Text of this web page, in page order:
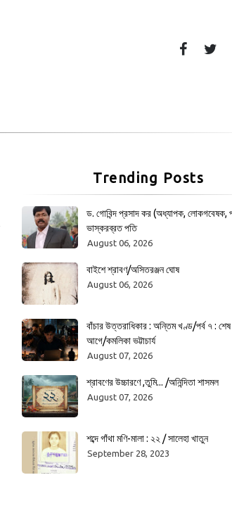
Trending Posts
ড. গোবিন্দ প্রসাদ কর (অধ্যাপক, লোকগবেষক,
ভাস্করব্রত পতি
August 06, 2026
বাইশে শ্রাবণ/অসিতরঞ্জন ঘোষ
August 06, 2026
বাঁচার উত্তরাধিকার : অন্তিম খণ্ড/পর্ব ৭ :
আগে/কমলিকা ভট্টাচার্য
August 07, 2026
শ্রাবণের উচ্চারণে ,তুমি... /অনিন্দিতা শাসমল
August 07, 2026
শব্দে গাঁথা মণি-মালা : ২২ / সালেহা খাতুন
September 28, 2023